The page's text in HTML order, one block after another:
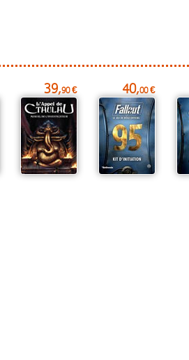
39,90 € 40,00 €